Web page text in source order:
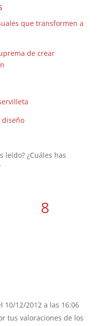
que transformen a
de crear
diseño
leído? ¿Cuáles has
8
10/12/2012 a las 16:06
tus valoraciones de los